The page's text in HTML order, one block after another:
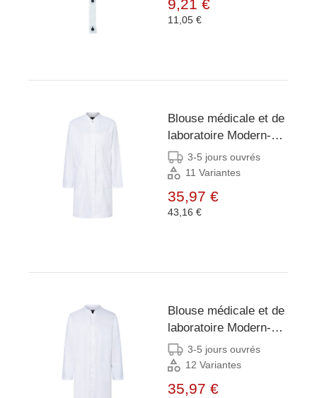
9,21 €
11,05 €
Blouse médicale et de
laboratoire Modern-
Shape pour femmes
avec col montant -
3-5 jours ouvrés
11 Variantes
35,97 €
43,16 €
Blouse médicale et de
laboratoire Modern-
Shape pour homme
avec col montant -
3-5 jours ouvrés
12 Variantes
35,97 €